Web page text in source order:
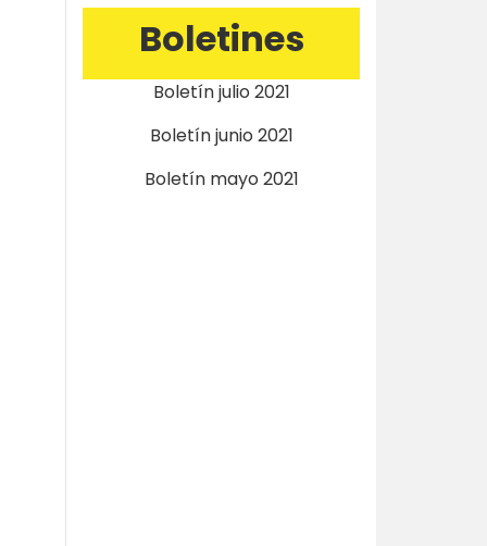
Boletines
Boletín julio 2021
Boletín junio 2021
Boletín mayo 2021